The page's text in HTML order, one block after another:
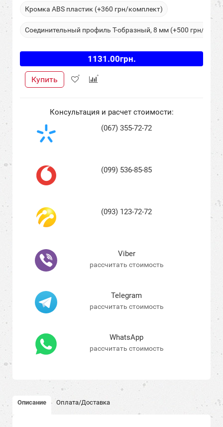
Кромка ABS пластик (+360 грн/комплект)
Соединительный профиль Т-образный, 8 мм (+500 грн/м.п.)
1131.00грн.
Купить
Консультация и расчет стоимости:
(067) 355-72-72
(099) 536-85-85
(093) 123-72-72
Viber
рассчитать стоимость
Telegram
рассчитать стоимость
WhatsApp
рассчитать стоимость
Описание Оплата/Доставка